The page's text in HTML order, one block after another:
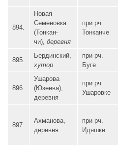
894.
Новая
Семеновка
(Тонкан-
чи), деревня
при рч.
Тонканче
895.
Бердинский,
хутор
при рч.
Буге
896.
Ушарова
(Юзеева),
деревня
при рч.
Ушаровке
897.
Ахманова,
деревня
при рч.
Идяшке